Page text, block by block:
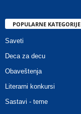
POPULARNE KATEGORIJE
Saveti
Deca za decu
Obaveštenja
Literarni konkursi
Sastavi - teme